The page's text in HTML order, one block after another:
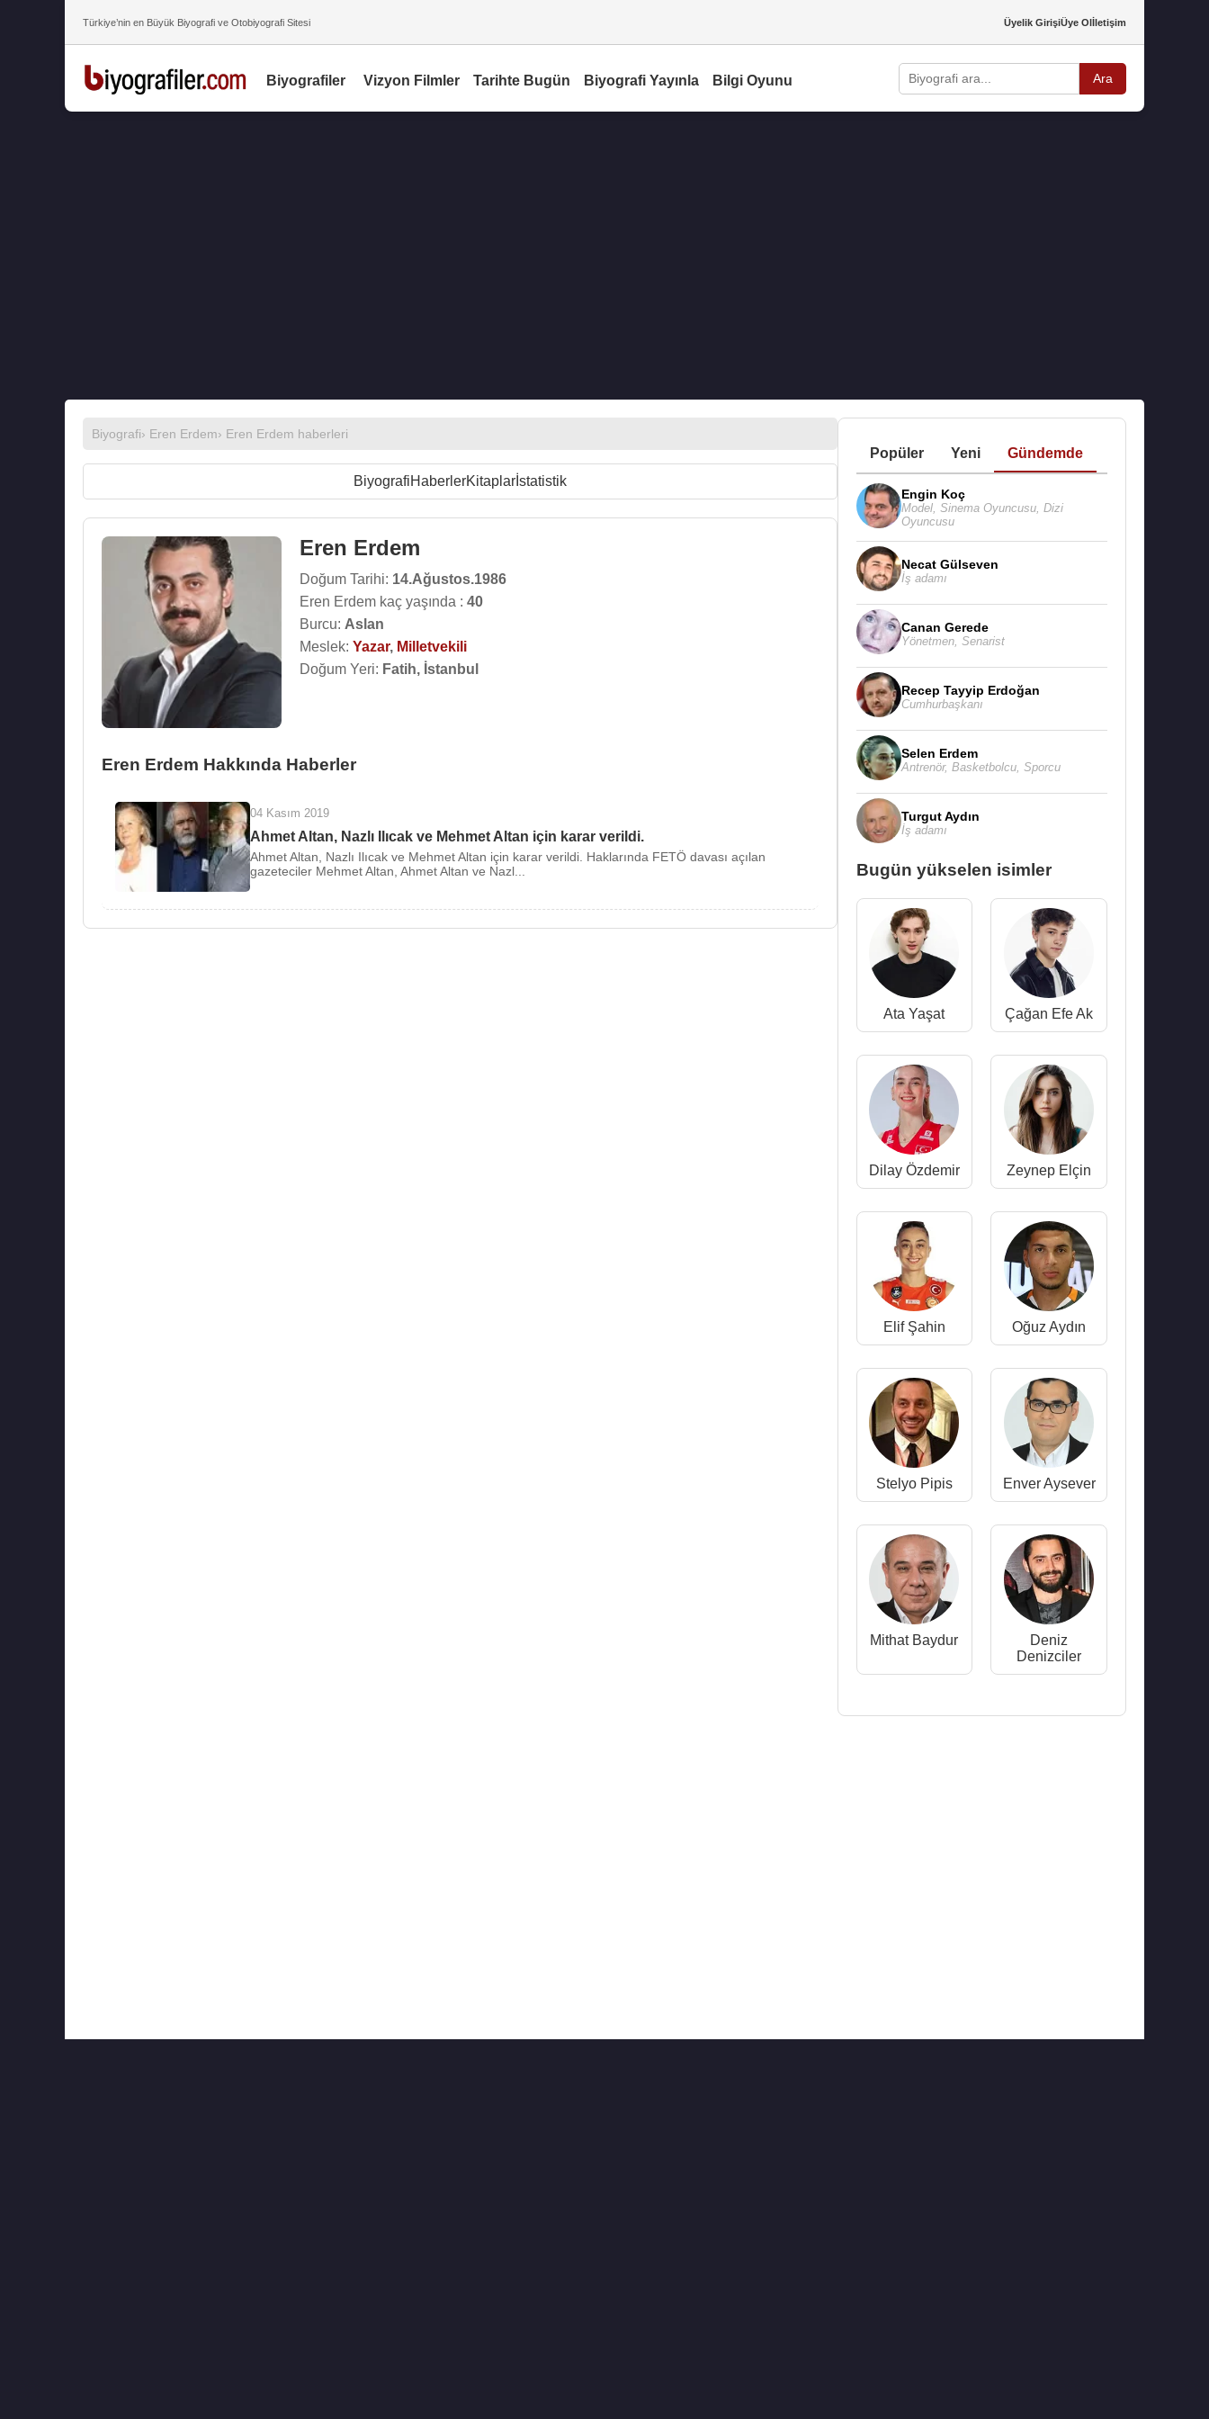
Türkiye’nin en Büyük Biyografi ve Otobiyografi Sitesi Üyelik GirişiÜye Olİletişim
Biyografiler Vizyon Filmler Tarihte Bugün Biyografi Yayınla Bilgi Oyunu Ara
Biyografi› Eren Erdem› Eren Erdem haberleri
BiyografiHaberlerKitaplarİstatistik
Eren Erdem
Doğum Tarihi: 14.Ağustos.1986
Eren Erdem kaç yaşında : 40
Burcu: Aslan
Meslek: Yazar, Milletvekili
Doğum Yeri: Fatih, İstanbul
Eren Erdem Hakkında Haberler
04 Kasım 2019
Ahmet Altan, Nazlı Ilıcak ve Mehmet Altan için karar verildi.
Ahmet Altan, Nazlı Ilıcak ve Mehmet Altan için karar verildi. Haklarında FETÖ davası açılan
gazeteciler Mehmet Altan, Ahmet Altan ve Nazl...
Popüler Yeni Gündemde
Engin Koç
Model, Sinema Oyuncusu, Dizi
Oyuncusu
Necat Gülseven
İş adamı
Canan Gerede
Yönetmen, Senarist
Recep Tayyip Erdoğan
Cumhurbaşkanı
Selen Erdem
Antrenör, Basketbolcu, Sporcu
Turgut Aydın
İş adamı
Bugün yükselen isimler
Ata Yaşat Çağan Efe Ak
Dilay Özdemir Zeynep Elçin
Elif Şahin Oğuz Aydın
Stelyo Pipis Enver Aysever
Mithat Baydur
Deniz
Denizciler